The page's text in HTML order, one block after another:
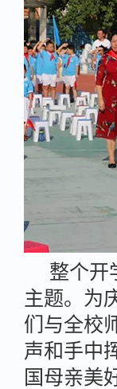
整个开
主题。为
们与全校
声和手中
国母亲美